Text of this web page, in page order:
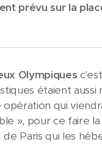
prévu sur la
Olympiques
étaient
opération qui
», pour ce faire
Paris qui les